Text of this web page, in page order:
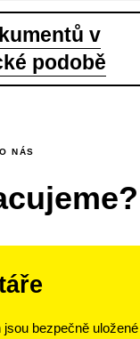
v
podobě
NÁS
bezpečně